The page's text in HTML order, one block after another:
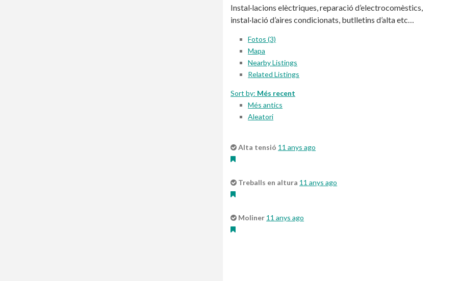
Instal·lacions elèctriques, reparació d’electrocomèstics,
instal·lació d’aires condicionats, butlletins d’alta etc…
Fotos (3)
Mapa
Nearby Listings
Related Listings
Sort by: Més recent
Més antics
Aleatori
Alta tensió 11 anys ago
Treballs en altura 11 anys ago
Moliner 11 anys ago